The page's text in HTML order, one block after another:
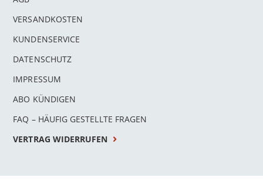
VERSANDKOSTEN
KUNDENSERVICE
DATENSCHUTZ
IMPRESSUM
ABO KÜNDIGEN
FAQ – HÄUFIG GESTELLTE FRAGEN
VERTRAG WIDERRUFEN